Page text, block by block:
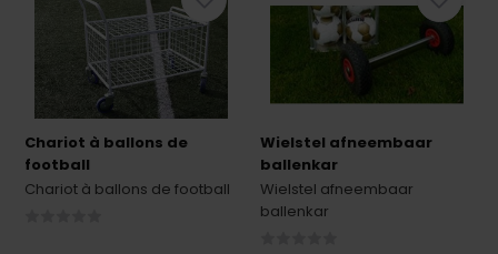
Chariot à ballons de
football
Chariot à ballons de football
Wielstel afneembaar
ballenkar
Wielstel afneembaar
ballenkar